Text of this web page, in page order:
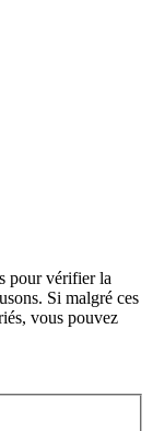
pour vérifier la
Si malgré ces
vous pouvez